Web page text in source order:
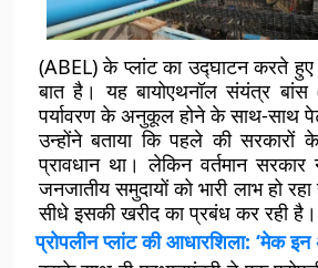
(ABEL) के प्लांट का उद्घाटन करते हुए
बात है। यह बायोएथनॉल संयंत्र
पर्यावरण के अनुकूल होने के साथ-साथ
उन्होंने बताया कि पहले की
प्रावधान था। लेकिन वर्तमान
जनजातीय समुदायों को भारी लाभ हो
सीधे इसकी खरीद का प्रबंध कर रही है।
प्रोपलीन प्लांट की आधारशिला: ‘मेक